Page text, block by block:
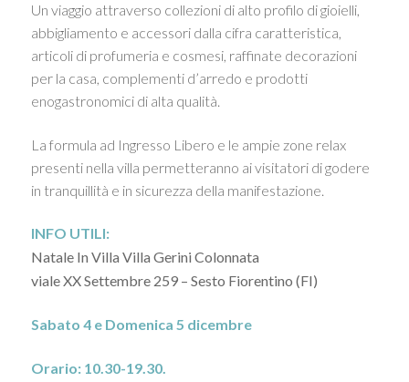
Un viaggio attraverso collezioni di alto profilo di gioielli,
abbigliamento e accessori dalla cifra caratteristica,
articoli di profumeria e cosmesi, raffinate decorazioni
per la casa, complementi d’arredo e prodotti
enogastronomici di alta qualità.
La formula ad Ingresso Libero e le ampie zone relax
presenti nella villa permetteranno ai visitatori di godere
in tranquillità e in sicurezza della manifestazione.
INFO UTILI:
Natale In Villa Villa Gerini Colonnata
viale XX Settembre 259 – Sesto Fiorentino (FI)
Sabato 4 e Domenica 5 dicembre
Orario: 10.30-19.30.